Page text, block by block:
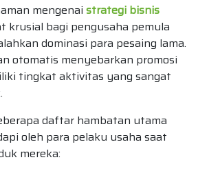
mengenai strategi bisnis
krusial bagi pengusaha pemula
dominasi para pesaing lama.
otomatis menyebarkan promosi
tingkat aktivitas yang sangat
daftar hambatan utama
oleh para pelaku usaha saat
mereka: